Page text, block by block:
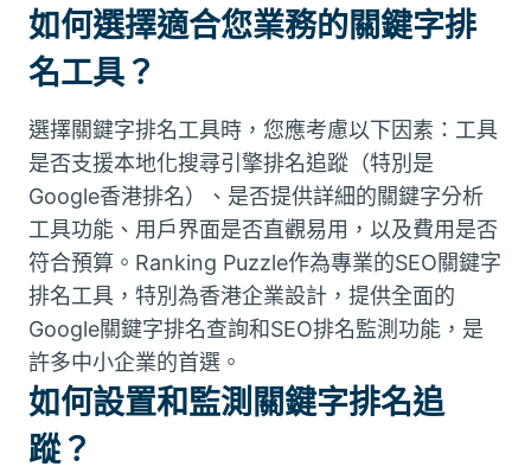
如何選擇適合您業務的關鍵字排
名工具？
選擇關鍵字排名工具時，您應考慮以下因素：工具
是否支援本地化搜尋引擎排名追蹤（特別是
Google香港排名）、是否提供詳細的關鍵字分析
工具功能、用戶界面是否直觀易用，以及費用是否
符合預算。Ranking Puzzle作為專業的SEO關鍵字
排名工具，特別為香港企業設計，提供全面的
Google關鍵字排名查詢和SEO排名監測功能，是
許多中小企業的首選。
如何設置和監測關鍵字排名追
蹤？